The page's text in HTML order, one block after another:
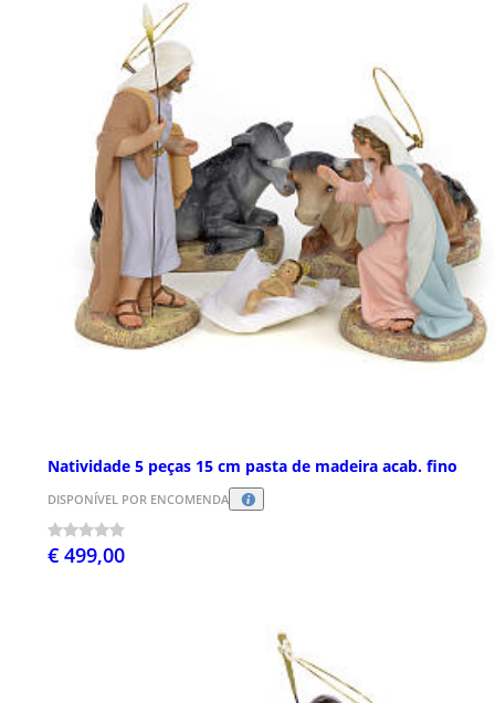
Natividade 5 peças 15 cm pasta de madeira acab. fino
DISPONÍVEL POR ENCOMENDA
€ 499,00